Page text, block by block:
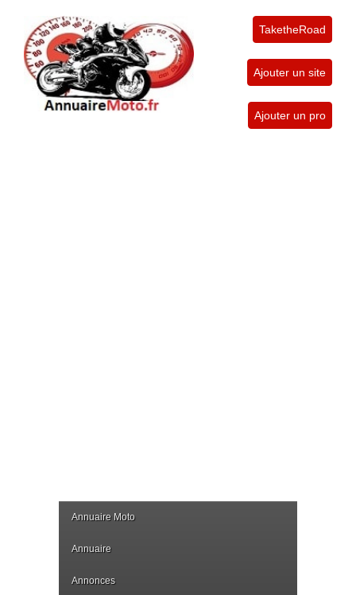
TaketheRoad
Ajouter un site
Ajouter un pro
Annuaire Moto
Annuaire
Annonces